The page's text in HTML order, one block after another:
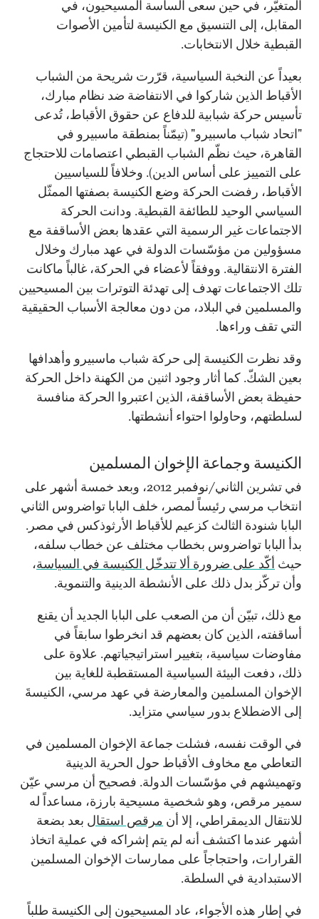
المتغيّر، في حين سعى الساسة المسيحيون، في
المقابل، إلى التنسيق مع الكنيسة لتأمين الأصوات
القبطية خلال الانتخابات.
بعيداً عن النخبة السياسية، قرّرت شريحة من الشباب
الأقباط الذين شاركوا في الانتفاضة ضد نظام مبارك،
تأسيس حركة شبابية للدفاع عن حقوق الأقباط، تُدعى
"اتحاد شباب ماسبيرو" (تيمّناً بمنطقة ماسبيرو في
القاهرة، حيث نظّم الشباب القبطي اعتصامات للاحتجاج
على التمييز على أساس الدين). وخلافاً للسياسيين
الأقباط، رفضت الحركة وضع الكنيسة بصفتها الممثّل
السياسي الوحيد للطائفة القبطية. ودانت الحركة
الاجتماعات غير الرسمية التي عقدها بعض الأساقفة مع
مسؤولين من مؤسّسات الدولة في عهد مبارك وخلال
الفترة الانتقالية. ووفقاً لأعضاء في الحركة، غالباً ماكانت
تلك الاجتماعات تهدف إلى تهدئة التوترات بين المسيحيين
والمسلمين في البلاد، من دون معالجة الأسباب الحقيقية
التي تقف وراءها.
وقد نظرت الكنيسة إلى حركة شباب ماسبيرو وأهدافها
بعين الشكّ. كما أثار وجود اثنين من الكهنة داخل الحركة
حفيظة بعض الأساقفة، الذين اعتبروا الحركة منافسة
لسلطتهم، وحاولوا احتواء أنشطتها.
الكنيسة وجماعة الإخوان المسلمين
في تشرين الثاني/نوفمبر 2012، وبعد خمسة أشهر على
انتخاب مرسي رئيساً لمصر، خلف البابا تواضروس الثاني
البابا شنودة الثالث كزعيم للأقباط الأرثوذكس في مصر.
بدأ البابا تواضروس بخطاب مختلف عن خطاب سلفه،
حيث أكّد على ضرورة ألا تتدخّل الكنيسة في السياسة،
وأن تركّز بدل ذلك على الأنشطة الدينية والتنموية.
مع ذلك، تبيّن أن من الصعب على البابا الجديد أن يقنع
أساقفته، الذين كان بعضهم قد انخرطوا سابقاً في
مفاوضات سياسية، بتغيير استراتيجياتهم. علاوة على
ذلك، دفعت البيئة السياسية المستقطبة للغاية بين
الإخوان المسلمين والمعارضة في عهد مرسي، الكنيسةَ
إلى الاضطلاع بدور سياسي متزايد.
في الوقت نفسه، فشلت جماعة الإخوان المسلمين في
التعاطي مع مخاوف الأقباط حول الحرية الدينية
وتهميشهم في مؤسّسات الدولة. فصحيح أن مرسي عيّن
سمير مرقص، وهو شخصية مسيحية بارزة، مساعداً له
للانتقال الديمقراطي، إلا أن مرقص استقال بعد بضعة
أشهر عندما اكتشف أنه لم يتم إشراكه في عملية اتخاذ
القرارات، واحتجاجاً على ممارسات الإخوان المسلمين
الاستبدادية في السلطة.
في إطار هذه الأجواء، عاد المسيحيون إلى الكنيسة طلباً